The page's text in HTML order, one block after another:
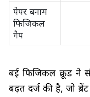
पेपर बनाम
फिजिकल
गैप
दुबई फिजिकल क्रूड ने
बढ़त दर्ज की है, जो